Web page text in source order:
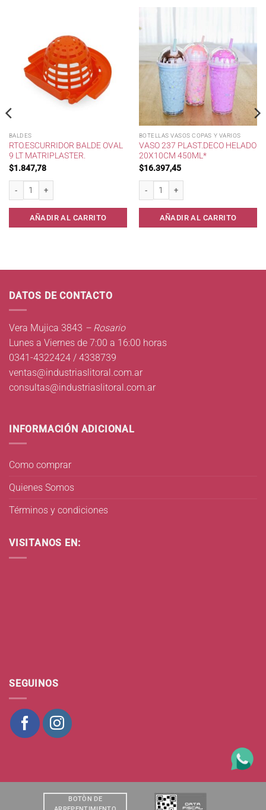
BALDES
RTO.ESCURRIDOR BALDE OVAL
9 LT MATRIPLASTER.
$1.847,78
Rto.Escurridor Balde Oval 9 lt Matriplaster. cantidad
AÑADIR AL CARRITO
BOTELLAS VASOS COPAS Y VARIOS
VASO 237 PLAST.DECO HELADO
20X10CM 450ML*
$16.397,45
Vaso 237 Plast.Deco Helado 20x10cm
AÑADIR AL CARRITO
cantidad
DATOS DE CONTACTO
Vera Mujica 3843 – Rosario
Lunes a Viernes de 7:00 a 16:00 horas
0341-4322424 / 4338739
ventas@industriaslitoral.com.ar
consultas@industriaslitoral.com.ar
INFORMACIÓN ADICIONAL
Como comprar
Quienes Somos
Términos y condiciones
VISITANOS EN:
SEGUINOS
BOTÒN DE